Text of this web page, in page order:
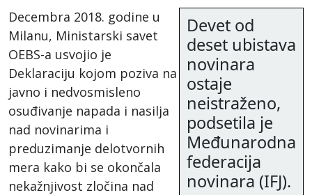
Devet od
deset ubistava
novinara
ostaje
neistraženo,
podsetila je
Međunarodna
federacija
novinara (IFJ).
Decembra 2018. godine u
Milanu, Ministarski savet
OEBS-a usvojio je
Deklaraciju kojom poziva na
javno i nedvosmisleno
osuđivanje napada i nasilja
nad novinarima i
preduzimanje delotvornih
mera kako bi se okončala
nekažnjivost zločina nad